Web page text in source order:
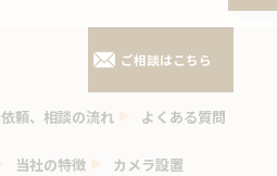
ご相談はこちら
依頼、相談の流れ よくある質問
当社の特徴 カメラ設置